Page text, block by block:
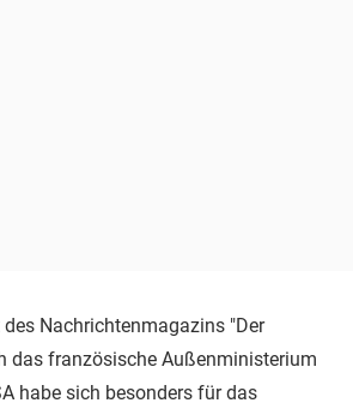
Nachrichtenmagazins "Der
das französische Außenministerium
habe sich besonders für das